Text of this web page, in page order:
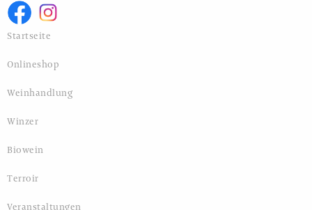
Startseite
Onlineshop
Weinhandlung
Winzer
Biowein
Terroir
Veranstaltungen